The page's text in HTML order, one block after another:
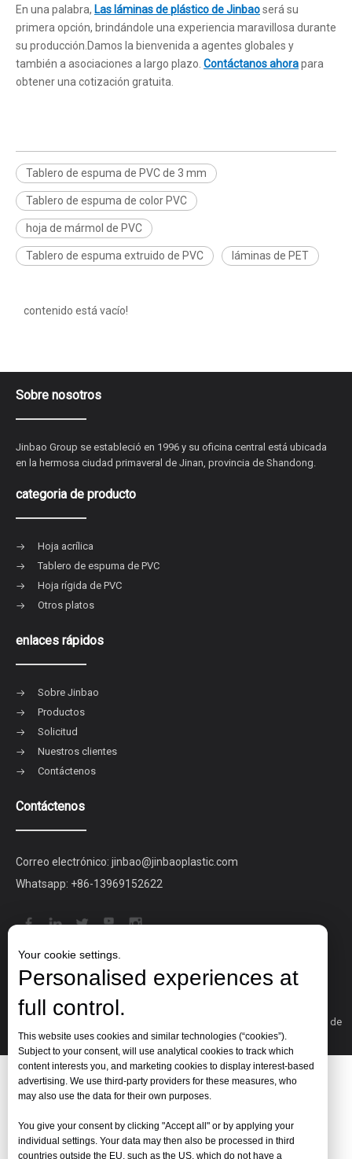
En una palabra, Las láminas de plástico de Jinbaoserá su
primera opción, brindándole una experiencia maravillosa durante
su producción.Damos la bienvenida a agentes globales y
también a asociaciones a largo plazo. Contáctanos ahorapara
obtener una cotización gratuita.
Tablero de espuma de PVC de 3 mm
Tablero de espuma de color PVC
hoja de mármol de PVC
Tablero de espuma extruido de PVC láminas de PET
contenido está vacío!
Sobre nosotros
Jinbao Group se estableció en 1996 y su oficina central está ubicada
en la hermosa ciudad primaveral de Jinan, provincia de Shandong.
categoria de producto
Hoja acrílica
Tablero de espuma de PVC
Hoja rígida de PVC
Otros platos
enlaces rápidos
Sobre Jinbao
Productos
Solicitud
Nuestros clientes
Contáctenos
Contáctenos
Correo electrónico: jinbao@jinbaoplastic.com
Whatsapp: +86-13969152622
política de
privacidad 鲁ICP备14016166号-1
Your cookie settings.
Personalised experiences at
full control.
This website uses cookies and similar technologies (“cookies”).
Subject to your consent, will use analytical cookies to track which
content interests you, and marketing cookies to display interest-based
advertising. We use third-party providers for these measures, who
may also use the data for their own purposes.
You give your consent by clicking "Accept all" or by applying your
individual settings. Your data may then also be processed in third
countries outside the EU, such as the US, which do not have a